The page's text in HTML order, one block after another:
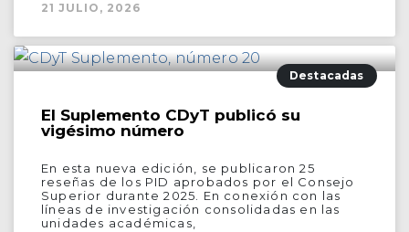
21 JULIO, 2026
Destacadas
El Suplemento CDyT publicó su
vigésimo número
En esta nueva edición, se publicaron 25
reseñas de los PID aprobados por el Consejo
Superior durante 2025. En conexión con las
líneas de investigación consolidadas en las
unidades académicas,